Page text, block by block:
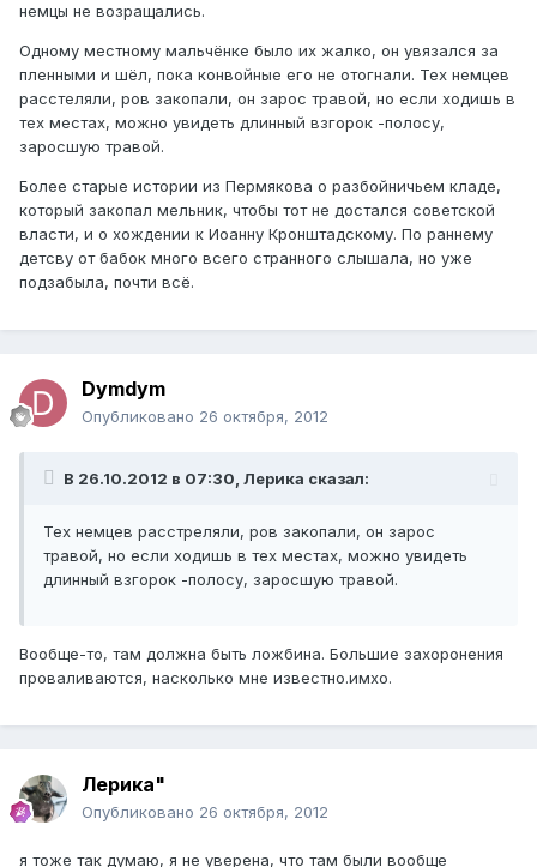
немцы не возращались.
Одному местному мальчёнке было их жалко, он увязался за
пленными и шёл, пока конвойные его не отогнали. Тех немцев
расстеляли, ров закопали, он зарос травой, но если ходишь в
тех местах, можно увидеть длинный взгорок -полосу,
заросшую травой.
Более старые истории из Пермякова о разбойничьем кладе,
который закопал мельник, чтобы тот не достался советской
власти, и о хождении к Иоанну Кронштадскому. По раннему
детсву от бабок много всего странного слышала, но уже
подзабыла, почти всё.
Dymdym
Опубликовано 26 октября, 2012
В 26.10.2012 в 07:30, Лерика сказал:
Тех немцев расстреляли, ров закопали, он зарос
травой, но если ходишь в тех местах, можно увидеть
длинный взгорок -полосу, заросшую травой.
Вообще-то, там должна быть ложбина. Большие захоронения
проваливаются, насколько мне известно.имхо.
Лерика"
Опубликовано 26 октября, 2012
я тоже так думаю, я не уверена, что там были вообще